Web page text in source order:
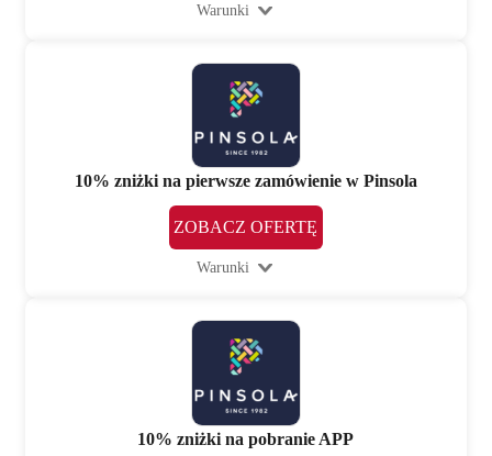
Warunki
10% zniżki na pierwsze zamówienie w Pinsola
ZOBACZ OFERTĘ
Warunki
10% zniżki na pobranie APP